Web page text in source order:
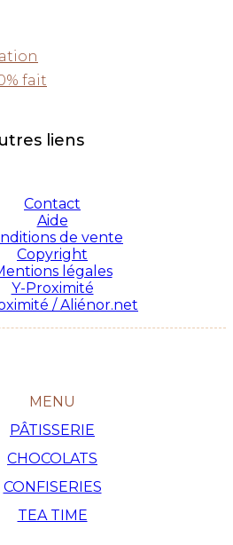
fait
liens
Contact
Aide
de vente
Copyright
légales
Y-Proximité
/ Aliénor.net
MENU
PÂTISSERIE
CHOCOLATS
CONFISERIES
TEA TIME